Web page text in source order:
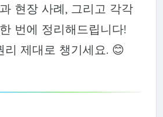
현장 사례, 그리고 각각
번에 정리해드립니다!
리 제대로 챙기세요. 😊